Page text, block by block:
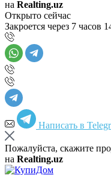
на Realting.uz
Открыто сейчас
Закроется через 7 часов
Написать в
Пожалуйста, скажите
на Realting.uz